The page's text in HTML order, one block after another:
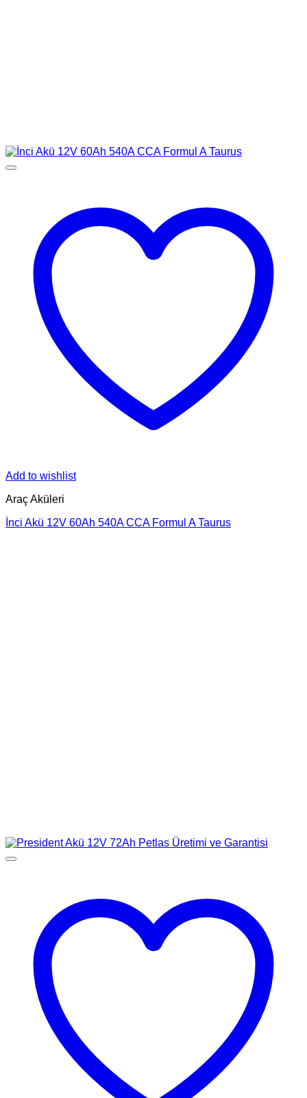
Add to wishlist
Araç Aküleri
İnci Akü 12V 60Ah 540A CCA Formul A Taurus